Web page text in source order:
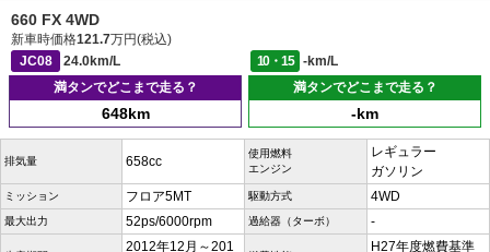
660 FX 4WD
新車時価格121.7万円(税込)
JC08
24.0km/L 10・15
-km/L
満タンでどこまで走る？
648km
満タンでどこまで走る？
-km
排気量 658cc
使用燃料
エンジン
レギュラー
ガソリン
ミッション フロア5MT 駆動方式 4WD
最大出力 52ps/6000rpm 過給器（ターボ） -
2012年12月～201
H27年度燃費基準